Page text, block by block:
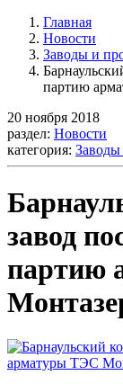
Главная
Новости
Заводы и
партию
20 ноября 2018
раздел: Новости
категория: Заводы
завод
партию